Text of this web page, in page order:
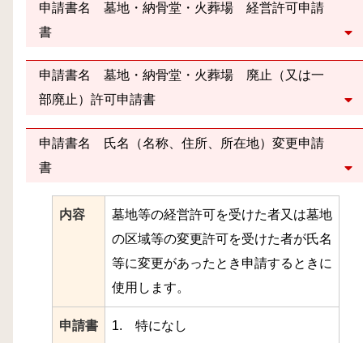
申請書名 墓地・納骨堂・火葬場 経営許可申請
書
申請書名 墓地・納骨堂・火葬場 廃止（又は一
部廃止）許可申請書
申請書名 氏名（名称、住所、所在地）変更申請
書
内容
墓地等の経営許可を受けた者又は墓地
の区域等の変更許可を受けた者が氏名
等に変更があったとき申請するときに
使用します。
申請書
1. 特になし